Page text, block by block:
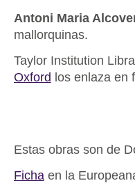
Antoni Maria
mallorquinas.
Taylor Institution
Oxford los enlaza en
Estas obras son de
Fichaen la